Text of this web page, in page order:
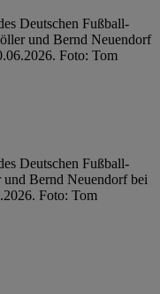
Deutschen Fußball-
und Bernd Neuendorf
Foto: Tom
Deutschen Fußball-
Bernd Neuendorf bei
Foto: Tom